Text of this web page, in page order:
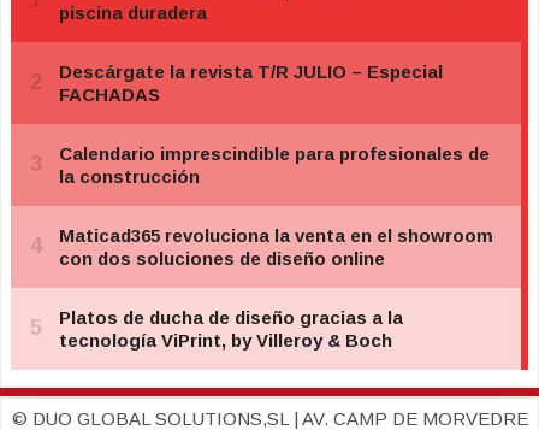
© DUO GLOBAL SOLUTIONS,SL | AV. CAMP DE MORVEDRE